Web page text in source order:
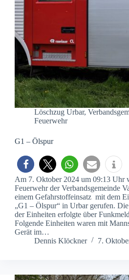
Löschzug Urbar,
Feuerwehr
G1 – Ölspur
Am 7. Oktober 2024 um 09:13 Uhr
Feuerwehr der Verbandsgemeinde
einem Gefahrstoffeinsatz mit dem
„G1 – Ölspur“ in Urbar gerufen.
der Einheiten erfolgte über
Folgende Einheiten waren mit
Gerät im…
Dennis Klöckner
7.